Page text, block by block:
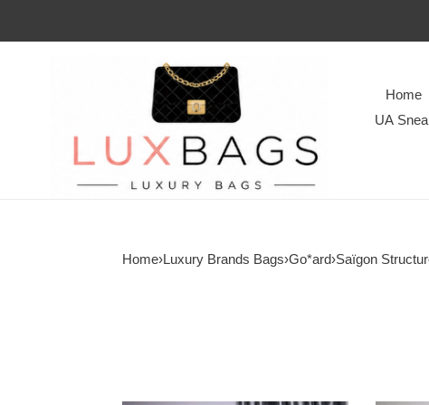
Home
UA
Home›Luxury Brands Bags›Go*ard›Saïgon